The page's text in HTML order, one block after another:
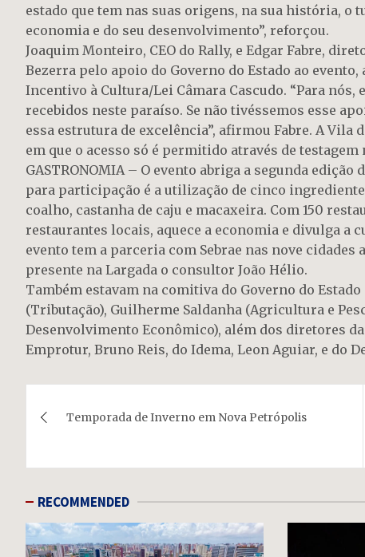
estado que tem nas suas origens, na sua história,
economia e do seu desenvolvimento”, reforçou.
Joaquim Monteiro, CEO do Rally, e Edgar Fabre,
Bezerra pelo apoio do Governo do Estado ao
Incentivo à Cultura/Lei Câmara Cascudo. “Para
recebidos neste paraíso. Se não tivéssemos esse
essa estrutura de excelência”, afirmou Fabre. A
em que o acesso só é permitido através de testagem
GASTRONOMIA – O evento abriga a segunda
para participação é a utilização de cinco
coalho, castanha de caju e macaxeira. Com 150
restaurantes locais, aquece a economia e divulga
evento tem a parceria com Sebrae nas nove cidades
presente na Largada o consultor João Hélio.
Também estavam na comitiva do Governo do
(Tributação), Guilherme Saldanha (Agricultura e
Desenvolvimento Econômico), além dos diretores
Emprotur, Bruno Reis, do Idema, Leon Aguiar, e do
de
Post
Temporada de Inverno em Nova Petrópolis
RECOMMENDED